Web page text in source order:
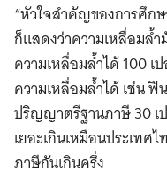
“หัวใจสำคัญของการศึก
ก็แสดงว่าความเหลื่อมล้
ความเหลื่อมล้ำได้ 100
ความเหลื่อมล้ำได้ เช่น
ปริญญาตรีฐานภาษี 30 เ
เยอะเกินเหมือนประเท
ภาษีกันเกินครึ่ง